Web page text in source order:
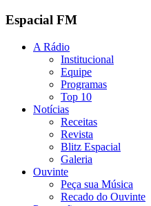
Espacial FM
A Rádio
Institucional
Equipe
Programas
Top 10
Notícias
Receitas
Revista
Blitz Espacial
Galeria
Ouvinte
Peça sua Música
Recado do Ouvinte